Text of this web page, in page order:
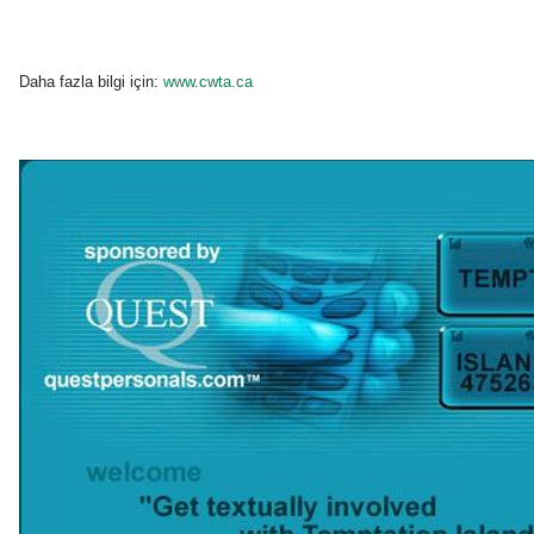
Daha fazla bilgi için: www.cwta.ca